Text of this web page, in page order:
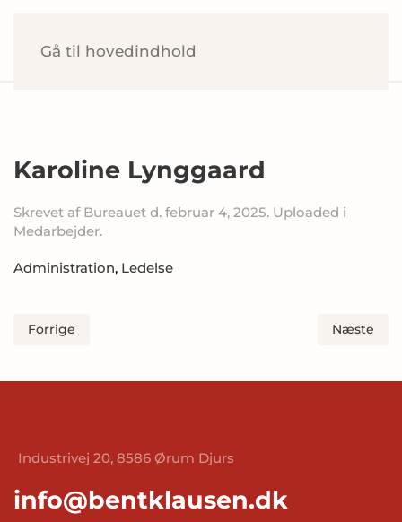
Gå til hovedindhold
Karoline Lynggaard
Skrevet af Bureauet d. februar 4, 2025. Uploaded i
Medarbejder.
Administration, Ledelse
Forrige Næste
Industrivej 20, 8586 Ørum Djurs
info@bentklausen.dk